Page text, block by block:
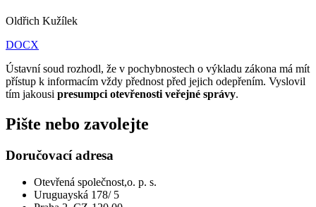
Oldřich Kužílek
DOCX
Ústavní soud rozhodl, že v pochybnostech o výkladu zákona má mít
přístup k informacím vždy přednost před jejich odepřením. Vyslovil
tím jakousi presumpci otevřenosti veřejné správy.
Pište nebo zavolejte
Doručovací adresa
Otevřená společnost,o. p. s.
Uruguayská 178/ 5